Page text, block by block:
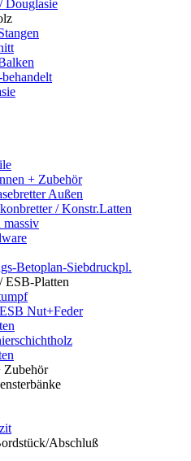
Douglasie
+ Zubehör
Außen
/ Konstr.Latten
Betoplan-Siebdruckpl.
ESB-Platten
Nut+Feder
Zubehör
Abschluß